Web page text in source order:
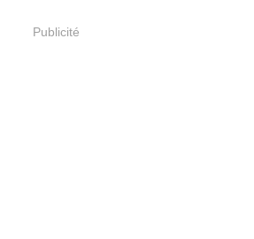
Publicité